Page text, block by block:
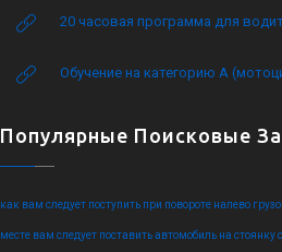
20 часовая программа для
Обучение на категорию А
Популярные Поисковые
как вам следует поступить при повороте налево
месте вам следует поставить автомобиль на стоянку